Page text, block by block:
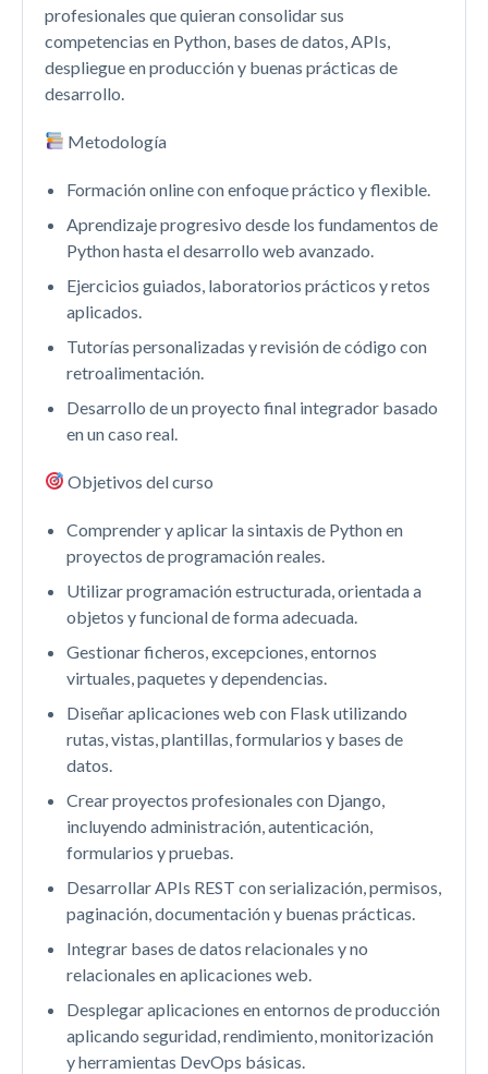
profesionales que quieran consolidar sus
competencias en Python, bases de datos, APIs,
despliegue en producción y buenas prácticas de
desarrollo.
Metodología
Formación online con enfoque práctico y flexible.
Aprendizaje progresivo desde los fundamentos de
Python hasta el desarrollo web avanzado.
Ejercicios guiados, laboratorios prácticos y retos
aplicados.
Tutorías personalizadas y revisión de código con
retroalimentación.
Desarrollo de un proyecto final integrador basado
en un caso real.
Objetivos del curso
Comprender y aplicar la sintaxis de Python en
proyectos de programación reales.
Utilizar programación estructurada, orientada a
objetos y funcional de forma adecuada.
Gestionar ficheros, excepciones, entornos
virtuales, paquetes y dependencias.
Diseñar aplicaciones web con Flask utilizando
rutas, vistas, plantillas, formularios y bases de
datos.
Crear proyectos profesionales con Django,
incluyendo administración, autenticación,
formularios y pruebas.
Desarrollar APIs REST con serialización, permisos,
paginación, documentación y buenas prácticas.
Integrar bases de datos relacionales y no
relacionales en aplicaciones web.
Desplegar aplicaciones en entornos de producción
aplicando seguridad, rendimiento, monitorización
y herramientas DevOps básicas.